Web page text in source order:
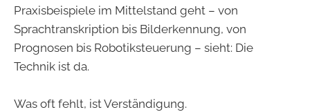
Praxisbeispiele im Mittelstand geht – von
Sprachtranskription bis Bilderkennung, von
Prognosen bis Robotiksteuerung – sieht: Die
Technik ist da.
Was oft fehlt, ist Verständigung.